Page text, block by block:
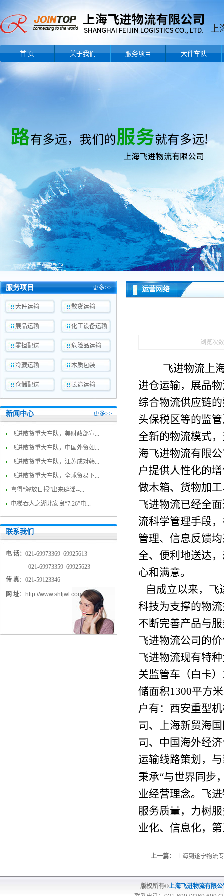
首 页 关于我们 服务项目 大件车队
服务项目 更多>>
大件运输 散货运输
展品运输 化工设备运输
零担配送 危险品运输
冷藏运输 木质包装
仓储配送 长途运输
新闻中心 更多>>
飞进散货重大车队，美财政部宣...
飞进散货重大车队，中国外贸如...
飞进散货重大车队，江苏成对韩...
飞进散货重大车队，全球贸易下...
喜得“解放日报”出来辟谣--...
电梯吞人之湖北安良“7.26”电...
联系我们
电 话： 021-69973369 69925613
021-69973359 69925623
传 真：021-59123346
网 址： http://www.shfjwl.com
运营网络
浏览次
飞进物流上
进仓运输，展品
综合物流供应链
头保税区等的监
全新的物流模式
海飞进物流有限
户提供人性化的
做木箱、货物加
飞进物流已经全
流科学管理手段
管理、信息反馈
全、便利地送达
心和满意。
自成立以来，
科技为支撑的物
不断完善产品与
飞进物流公司的
飞进物流现有特
关监管车（白卡）
储面积1300平方
户有：西安重型
司、上海新贸海
司、中国海外经
运输线路策划，
秉承“与世界同步
业经营理念。飞
服务质量，力树
业化、信息化，
上一篇： 上海到遂宁物流
版权所有©上海飞进物流有限